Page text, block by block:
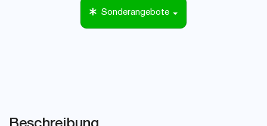
Sonderangebote
Beschreibung